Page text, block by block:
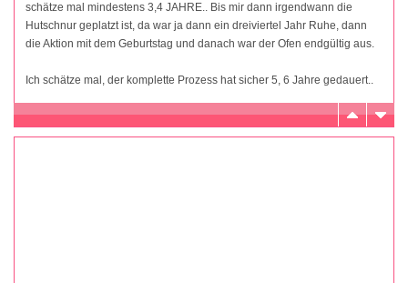
schätze mal mindestens 3,4 JAHRE.. Bis mir dann irgendwann die
Hutschnur geplatzt ist, da war ja dann ein dreiviertel Jahr Ruhe, dann
die Aktion mit dem Geburtstag und danach war der Ofen endgültig aus.
Ich schätze mal, der komplette Prozess hat sicher 5, 6 Jahre gedauert..